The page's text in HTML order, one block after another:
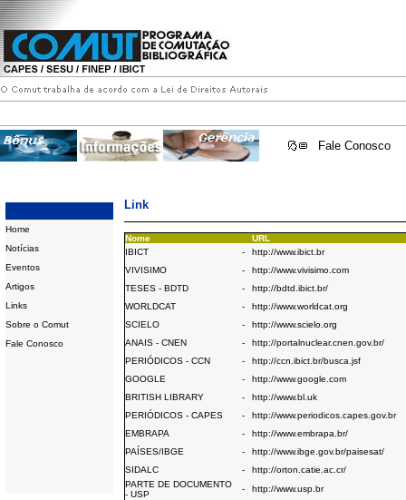
Fale Conosco
Home
Notícias
Eventos
Artigos
Links
Sobre o Comut
Fale Conosco
Link
Nome
URL
IBICT
-
http://www.ibict.br
VIVISIMO
-
http://www.vivisimo.com
TESES - BDTD
-
http://bdtd.ibict.br/
WORLDCAT
-
http://www.worldcat.org
SCIELO
-
http://www.scielo.org
ANAIS - CNEN
-
http://portalnuclear.cnen.gov.br/
PERIÓDICOS - CCN
-
http://ccn.ibict.br/busca.jsf
GOOGLE
-
http://www.google.com
BRITISH LIBRARY
-
http://www.bl.uk
PERIÓDICOS - CAPES
-
http://www.periodicos.capes.gov.br
EMBRAPA
-
http://www.embrapa.br/
PAÍSES/IBGE
-
http://www.ibge.gov.br/paisesat/
SIDALC
-
http://orton.catie.ac.cr/
PARTE DE DOCUMENTO
- USP
-
http://www.usp.br